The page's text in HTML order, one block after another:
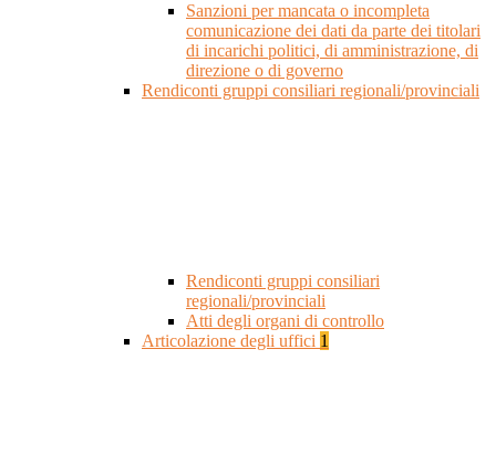
Sanzioni per mancata o incompleta
comunicazione dei dati da parte dei titolari
di incarichi politici, di amministrazione, di
direzione o di governo
Rendiconti gruppi consiliari regionali/provinciali
Rendiconti gruppi consiliari
regionali/provinciali
Atti degli organi di controllo
Articolazione degli uffici 1